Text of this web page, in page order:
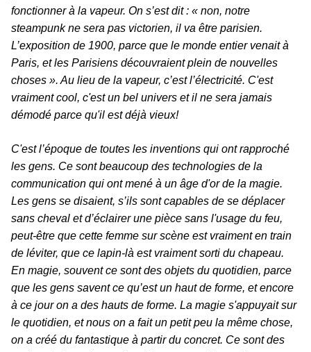
fonctionner à la vapeur. On s’est dit : « non, notre
steampunk ne sera pas victorien, il va être parisien.
L’exposition de 1900, parce que le monde entier venait à
Paris, et les Parisiens découvraient plein de nouvelles
choses ». Au lieu de la vapeur, c’est l’électricité. C'est
vraiment cool, c'est un bel univers et il ne sera jamais
démodé parce qu'il est déjà vieux!
C'est l’époque de toutes les inventions qui ont rapproché
les gens. Ce sont beaucoup des technologies de la
communication qui ont mené à un âge d'or de la magie.
Les gens se disaient, s’ils sont capables de se déplacer
sans cheval et d’éclairer une pièce sans l'usage du feu,
peut-être que cette femme sur scène est vraiment en train
de léviter, que ce lapin-là est vraiment sorti du chapeau.
En magie, souvent ce sont des objets du quotidien, parce
que les gens savent ce qu’est un haut de forme, et encore
à ce jour on a des hauts de forme. La magie s'appuyait sur
le quotidien, et nous on a fait un petit peu la même chose,
on a créé du fantastique à partir du concret. Ce sont des